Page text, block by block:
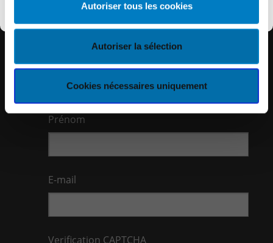
Autoriser tous les cookies
Autoriser la sélection
Cookies nécessaires uniquement
Prénom
E-mail
Verification CAPTCHA